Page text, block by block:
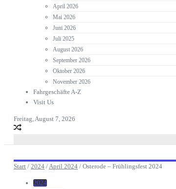
April 2026
Mai 2026
Juni 2026
Juli 2025
August 2026
September 2026
Oktober 2026
November 2026
Fahrgeschäfte A-Z
Visit Us
Freitag, August 7, 2026
Start / 2024 /April 2024 / Osterode – Frühlingsfest 2024
2024